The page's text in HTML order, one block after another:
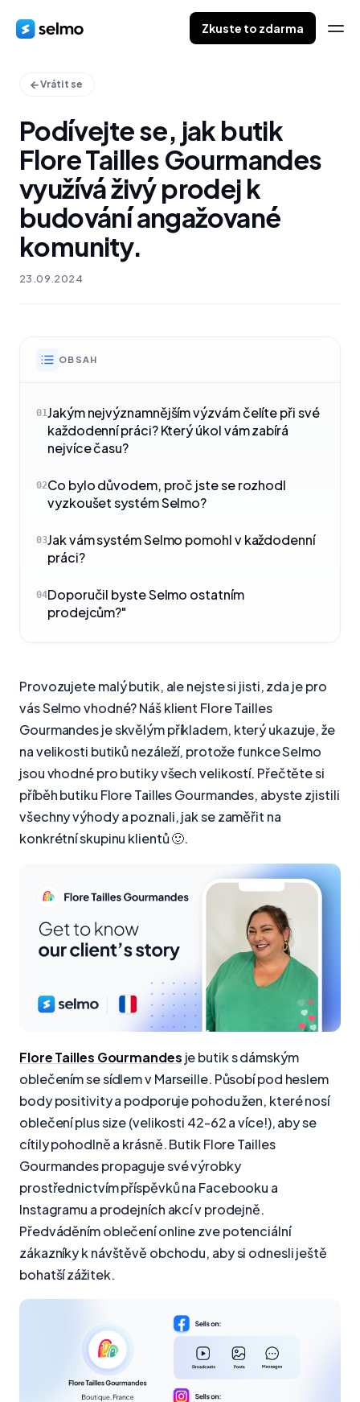
Zkuste to zdarma
Vrátit se
Podívejte se, jak butik
Flore Tailles Gourmandes
využívá živý prodej k
budování angažované
komunity.
23.09.2024
OBSAH
01Jakým nejvýznamnějším výzvám čelíte při své
každodenní práci? Který úkol vám zabírá
nejvíce času?
02Co bylo důvodem, proč jste se rozhodl
vyzkoušet systém Selmo?
03Jak vám systém Selmo pomohl v každodenní
práci?
04Doporučil byste Selmo ostatním
prodejcům?"
Provozujete malý butik, ale nejste si jisti, zda je pro
vás Selmo vhodné? Náš klient Flore Tailles
Gourmandes je skvělým příkladem, který ukazuje, že
na velikosti butiků nezáleží, protože funkce Selmo
jsou vhodné pro butiky všech velikostí. Přečtěte si
příběh butiku Flore Tailles Gourmandes, abyste zjistili
všechny výhody a poznali, jak se zaměřit na
konkrétní skupinu klientů 🙂.
Flore Tailles Gourmandes je butik s dámským
oblečením se sídlem v Marseille. Působí pod heslem
body positivity a podporuje pohodu žen, které nosí
oblečení plus size (velikosti 42-62 a více!), aby se
cítily pohodlně a krásně. Butik Flore Tailles
Gourmandes propaguje své výrobky
prostřednictvím příspěvků na Facebooku a
Instagramu a prodejních akcí v prodejně.
Předváděním oblečení online zve potenciální
zákazníky k návštěvě obchodu, aby si odnesli ještě
bohatší zážitek.